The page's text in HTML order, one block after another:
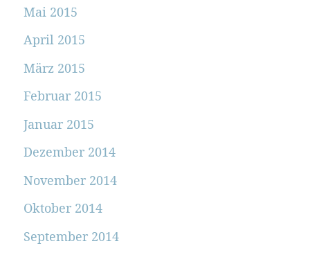
Mai 2015
April 2015
März 2015
Februar 2015
Januar 2015
Dezember 2014
November 2014
Oktober 2014
September 2014